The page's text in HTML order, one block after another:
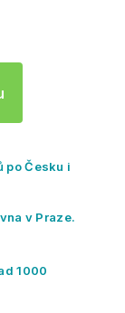
Česku i
v Praze.
1000